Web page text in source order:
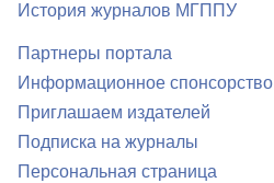
История журналов МГППУ
Партнеры портала
Информационное спонсорство
Приглашаем издателей
Подписка на журналы
Персональная страница